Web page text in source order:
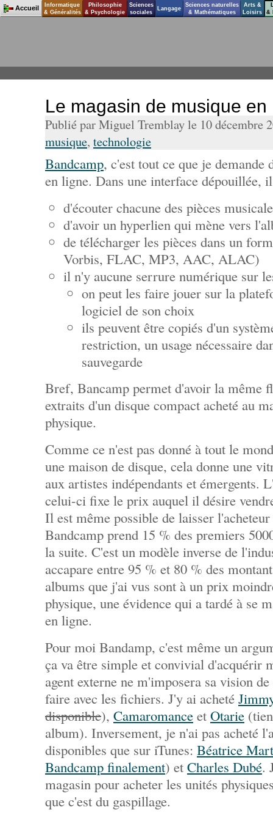
Le magasin de musique
Publié par Miguel Tremblay le 10 décembre
musique, technologie
Bandcamp, c'est tout ce que je demande
en ligne. Dans une interface dépouillée,
d'écouter chacune des pièces
d'avoir un hyperlien qui mène vers
de télécharger les pièces dans un
Vorbis, FLAC, MP3, AAC, ALAC)
il n'y aucune serrure numérique sur
on peut les faire jouer sur la
logiciel de son choix
ils peuvent être copiés d'un
restriction, un usage nécessaire
sauvegarde
Bref, Bancamp permet d'avoir la même
extraits d'un disque compact acheté au
physique.
Comme ce n'est pas donné à tout le
une maison de disque, cela donne une
aux artistes indépendants et émergents.
celui-ci fixe le prix auquel il désire
Il est même possible de laisser
Bandcamp prend 15 % des premiers
la suite. C'est un modèle inverse de
accapare entre 95 % et 80 % des
albums que j'ai vus sont à un prix
physique, une évidence qui a tardé à se
en ligne.
Pour moi Bandamp, c'est même un
ça va être simple et convivial d'acquérir
agent externe ne m'imposera sa vision
faire avec les fichiers. J'y ai acheté
disponible), Camaromance et Otarie
album). Inversement, je n'ai pas acheté
disponibles que sur iTunes: Béatrice
Bandcamp finalement) et Charles Dubé.
magasin pour acheter les unités
que c'est du gaspillage.
Accueil
Informatique
& Généralités
Philosophie
& Psychologie
Sciences
sociales
Langage
Sciences naturelles
& Mathématiques
Arts &
Loisirs
&